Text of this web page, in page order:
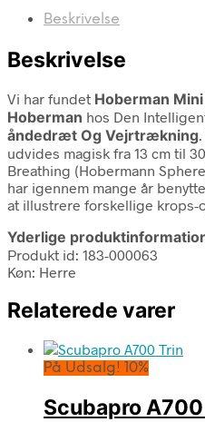
Beskrivelse
Beskrivelse
Vi har fundet Hoberman
Hoberman hos Den
åndedræt Og Vejrtrækning
udvides magisk fra 13 cm til
Breathing (Hobermann
har igennem mange år
at illustrere forskellige krops-
Yderlige
Produkt id: 183-000063
Køn: Herre
Relaterede varer
På Udsalg! 10%
Scubapro